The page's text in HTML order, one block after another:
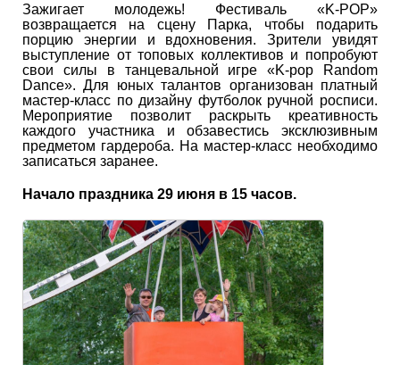
Зажигает молодежь! Фестиваль «K-POP»
возвращается на сцену Парка, чтобы подарить
порцию энергии и вдохновения. Зрители увидят
выступление от топовых коллективов и попробуют
свои силы в танцевальной игре «K-pop Random
Dance». Для юных талантов организован платный
мастер-класс по дизайну футболок ручной росписи.
Мероприятие позволит раскрыть креативность
каждого участника и обзавестись эксклюзивным
предметом гардероба. На мастер-класс необходимо
записаться заранее.
Начало праздника 29 июня в 15 часов.